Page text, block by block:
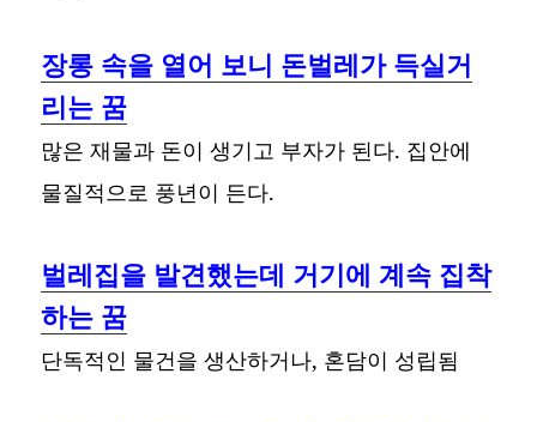
장롱 속을 열어 보니 돈벌레가 득실거
리는 꿈
많은 재물과 돈이 생기고 부자가 된다. 집안에
물질적으로 풍년이 든다.
벌레집을 발견했는데 거기에 계속 집착
하는 꿈
단독적인 물건을 생산하거나, 혼담이 성립됨